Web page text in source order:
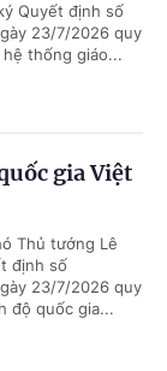
Quyết định số
23/7/2026 quy
thống giáo...
gia Việt
Thủ tướng Lê
định số
23/7/2026 quy
độ quốc gia...